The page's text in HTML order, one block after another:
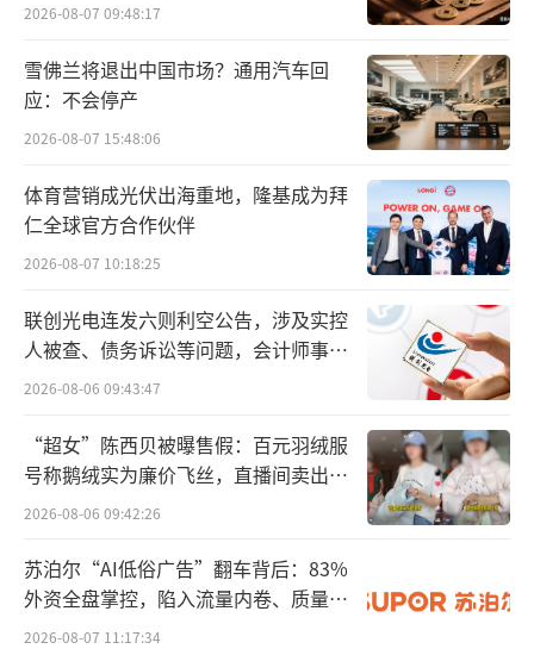
合计借款4万元，实际只有3.7万元，但在
还款时，仍然按照4万元的本金计算。消费者质
根据消费者上传的截图，上述借款均分12
期还款，每笔借款每期还款均为1851.54元，采
高达35.28%左右，远超法律规定的上限24%。
2026-08-07 09:48:17
雪佛兰将退出中国市场？通用汽车回
应：不会停产
2026-08-07 15:48:06
体育营销成光伏出海重地，隆基成为拜
仁全球官方合作伙伴
2026-08-07 10:18:25
联创光电连发六则利空公告，涉及实控
人被查、债务诉讼等问题，会计师事务
所曾出具“保留意见”
2026-08-06 09:43:47
“超女”陈西贝被曝售假：百元羽绒服
号称鹅绒实为廉价飞丝，直播间卖出超
百万元
2026-08-06 09:42:26
苏泊尔“AI低俗广告”翻车背后：83%
外资全盘掌控，陷入流量内卷、质量频
发的负循环
2026-08-07 11:17:34